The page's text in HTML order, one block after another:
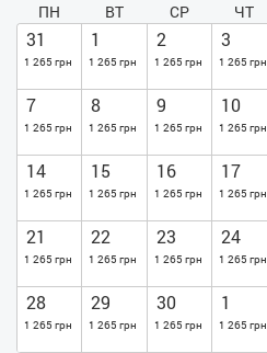
ПН ВТ СР ЧТ
31
1 265 грн
1
1 265 грн
2
1 265 грн
3
1 265 грн
7
1 265 грн
8
1 265 грн
9
1 265 грн
10
1 265 грн
14
1 265 грн
15
1 265 грн
16
1 265 грн
17
1 265 грн
21
1 265 грн
22
1 265 грн
23
1 265 грн
24
1 265 грн
28
1 265 грн
29
1 265 грн
30
1 265 грн
1
1 265 грн